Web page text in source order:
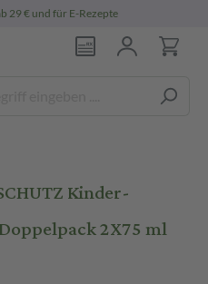
29 € und für E-Rezepte
Kinder-
2X75 ml